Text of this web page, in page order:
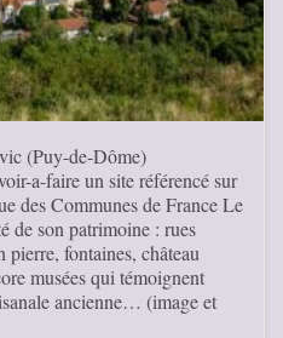
(Puy-de-Dôme)
a-faire un site référencé sur
des Communes de France Le
de son patrimoine : rues
pierre, fontaines, château
musées qui témoignent
ancienne… (image et